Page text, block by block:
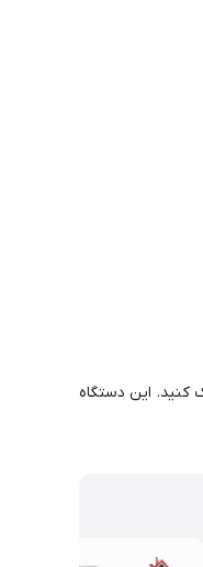
کنید. این دستگاه